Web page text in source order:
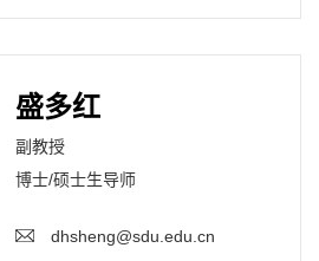
盛多红
副教授
博士/硕士生导师
dhsheng@sdu.edu.cn